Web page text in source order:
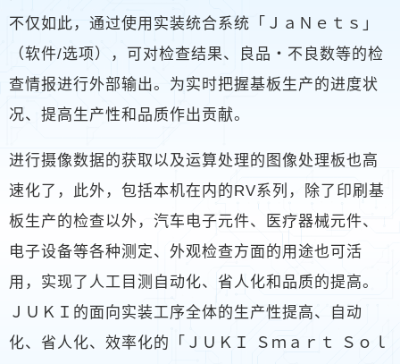
不仅如此，通过使用实装统合系统「ＪａＮｅｔｓ」
（软件/选项），可对检查结果、良品・不良数等的检
查情报进行外部输出。为实时把握基板生产的进度状
况、提高生产性和品质作出贡献。
进行摄像数据的获取以及运算处理的图像处理板也高
速化了，此外，包括本机在内的RV系列，除了印刷基
板生产的检查以外，汽车电子元件、医疗器械元件、
电子设备等各种测定、外观检查方面的用途也可活
用，实现了人工目测自动化、省人化和品质的提高。
ＪＵＫＩ的面向实装工序全体的生产性提高、自动
化、省人化、效率化的「ＪＵＫＩ Ｓｍａｒｔ Ｓｏｌ